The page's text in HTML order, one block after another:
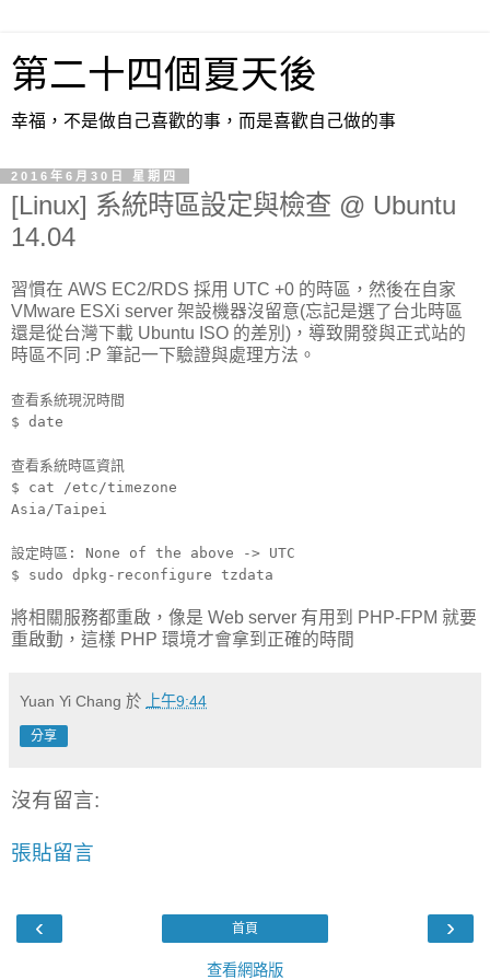
第二十四個夏天後
幸福，不是做自己喜歡的事，而是喜歡自己做的事
2016年6月30日 星期四
[Linux] 系統時區設定與檢查 @ Ubuntu
14.04
習慣在 AWS EC2/RDS 採用 UTC +0 的時區，然後在自家
VMware ESXi server 架設機器沒留意(忘記是選了台北時區
還是從台灣下載 Ubuntu ISO 的差別)，導致開發與正式站的
時區不同 :P 筆記一下驗證與處理方法。
查看系統現況時間
$ date
查看系統時區資訊
$ cat /etc/timezone
Asia/Taipei
設定時區: None of the above -> UTC
$ sudo dpkg-reconfigure tzdata
將相關服務都重啟，像是 Web server 有用到 PHP-FPM 就要
重啟動，這樣 PHP 環境才會拿到正確的時間
Yuan Yi Chang 於 上午9:44
分享
沒有留言:
張貼留言
‹ ›
首頁
查看網路版